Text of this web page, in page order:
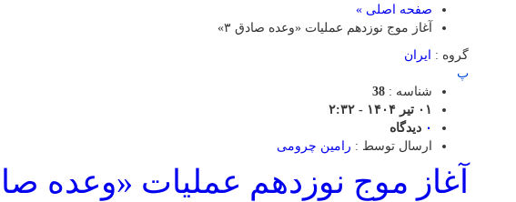
صفحه اصلی »
آغاز موج نوزدهم عملیات «وعده صادق ۳»
گروه :
ایران
پ
شناسه : 38
۰۱ تیر ۱۴۰۴ - ۲:۳۲
۰ دیدگاه
ارسال توسط : رامین چرومی
آغاز موج نوزدهم عملیات «وعده